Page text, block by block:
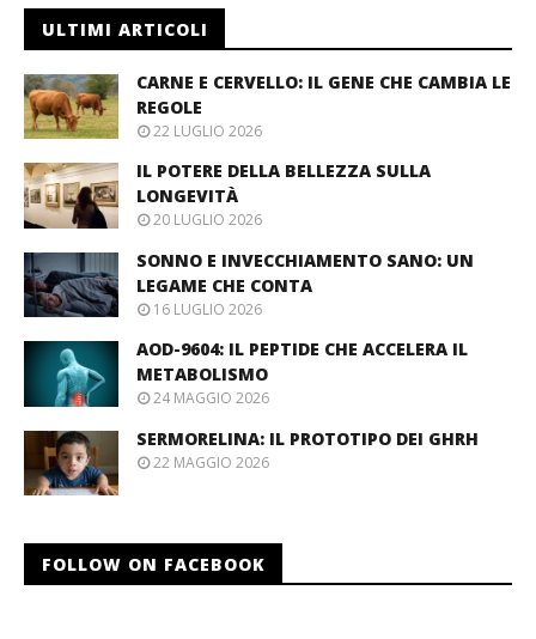
ULTIMI ARTICOLI
CARNE E CERVELLO: IL GENE CHE CAMBIA LE
REGOLE
22 LUGLIO 2026
IL POTERE DELLA BELLEZZA SULLA
LONGEVITÀ
20 LUGLIO 2026
SONNO E INVECCHIAMENTO SANO: UN
LEGAME CHE CONTA
16 LUGLIO 2026
AOD-9604: IL PEPTIDE CHE ACCELERA IL
METABOLISMO
24 MAGGIO 2026
SERMORELINA: IL PROTOTIPO DEI GHRH
22 MAGGIO 2026
FOLLOW ON FACEBOOK